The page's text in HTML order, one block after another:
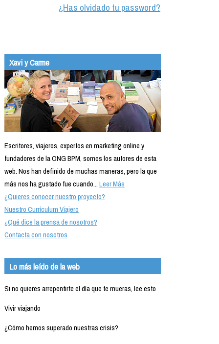
¿Has olvidado tu password?
Xavi y Carme
Escritores, viajeros, expertos en marketing online y
fundadores de la ONG BPM, somos los autores de esta
web. Nos han definido de muchas maneras, pero la que
más nos ha gustado fue cuando...Leer Más
¿Quieres conocer nuestro proyecto?
Nuestro Currículum Viajero
¿Qué dice la prensa de nosotros?
Contacta con nosotros
Lo más leído de la web
Si no quieres arrepentirte el día que te mueras, lee esto
Vivir viajando
¿Cómo hemos superado nuestras crisis?